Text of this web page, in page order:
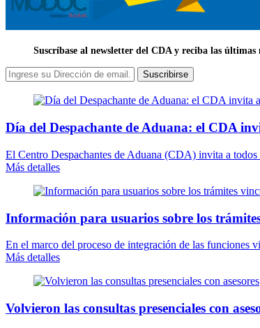
Suscríbase al newsletter del CDA y reciba las últimas
Suscribirse
Día del Despachante de Aduana: el CDA
El Centro Despachantes de Aduana (CDA) invita a
Más detalles
Información para usuarios sobre los
En el marco del proceso de integración de las funciones
Más detalles
Volvieron las consultas presenciales con